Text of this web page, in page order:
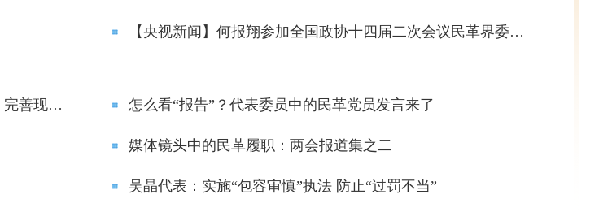
【央视新闻】何报翔参加全国政协十四届二次会议民革界委员小组讨论
【大会发言】陈星莺：坚持和发展新时代“枫桥经验” 完善现代化基层治理 怎么看“报告”？代表委员中的民革党员发言来了
媒体镜头中的民革履职：两会报道集之二
吴晶代表：实施“包容审慎”执法 防止“过罚不当”